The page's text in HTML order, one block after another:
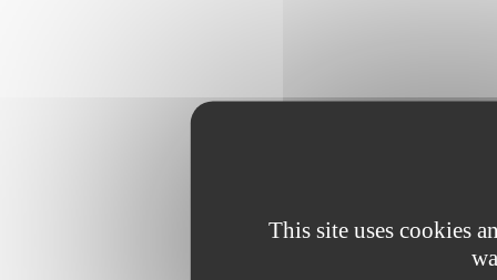
This site uses cookies